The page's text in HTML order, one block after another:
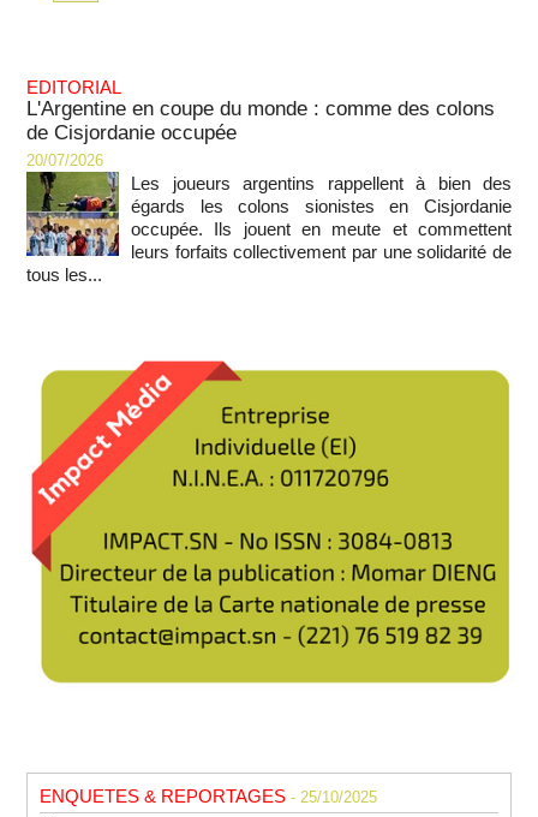
EDITORIAL
L'Argentine en coupe du monde : comme des colons
de Cisjordanie occupée
20/07/2026
Les joueurs argentins rappellent à bien des
égards les colons sionistes en Cisjordanie
occupée. Ils jouent en meute et commettent
leurs forfaits collectivement par une solidarité de
tous les...
ENQUETES & REPORTAGES - 25/10/2025